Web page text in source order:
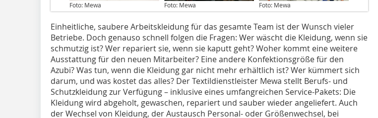
Foto: Mewa Foto: Mewa Foto: Mewa
Einheitliche, saubere Arbeitskleidung für das gesamte Team ist der Wunsch vieler
Betriebe. Doch genauso schnell folgen die Fragen: Wer wäscht die Kleidung, wenn sie
schmutzig ist? Wer repariert sie, wenn sie kaputt geht? Woher kommt eine weitere
Ausstattung für den neuen Mitarbeiter? Eine andere Konfektionsgröße für den
Azubi? Was tun, wenn die Kleidung gar nicht mehr erhältlich ist? Wer kümmert sich
darum, und was kostet das alles? Der Textildienstleister Mewa stellt Berufs- und
Schutzkleidung zur Verfügung – inklusive eines umfangreichen Service-Pakets: Die
Kleidung wird abgeholt, gewaschen, repariert und sauber wieder angeliefert. Auch
der Wechsel von Kleidung, der Austausch Personal- oder Größenwechsel, bei